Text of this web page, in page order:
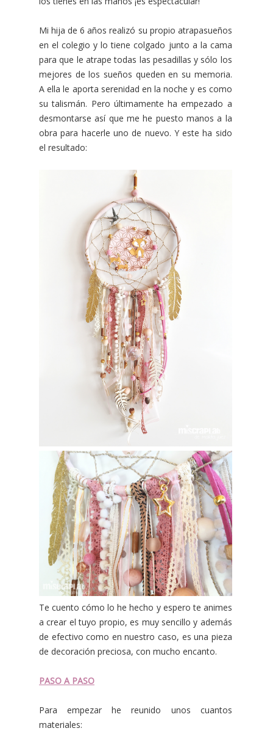
Mi hija de 6 años realizó su propio atrapasueños
en el colegio y lo tiene colgado junto a la cama
para que le atrape todas las pesadillas y sólo los
mejores de los sueños queden en su memoria.
A ella le aporta serenidad en la noche y es como
su talismán. Pero últimamente ha empezado a
desmontarse así que me he puesto manos a la
obra para hacerle uno de nuevo. Y este ha sido
el resultado:
Te cuento cómo lo he hecho y espero te animes
a crear el tuyo propio, es muy sencillo y además
de efectivo como en nuestro caso, es una pieza
de decoración preciosa, con mucho encanto.
PASO A PASO
Para empezar he reunido unos cuantos
materiales: